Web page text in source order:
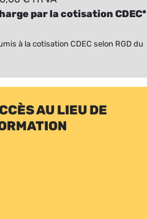
par la cotisation CDEC*
à la cotisation CDEC selon RGD du
AU LIEU DE